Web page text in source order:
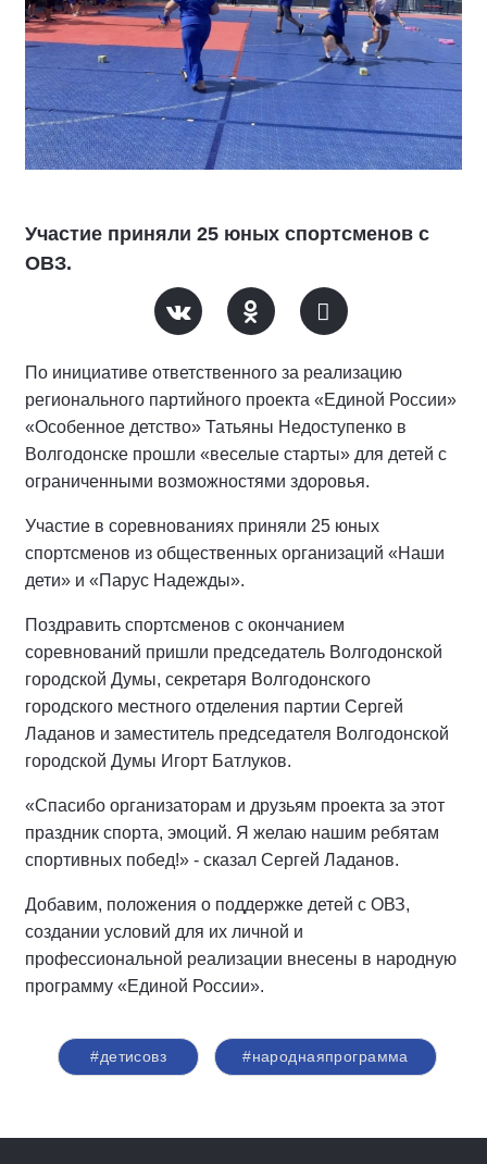
Участие приняли 25 юных спортсменов с
ОВЗ.
По инициативе ответственного за реализацию
регионального партийного проекта «Единой России»
«Особенное детство» Татьяны Недоступенко в
Волгодонске прошли «веселые старты» для детей с
ограниченными возможностями здоровья.
Участие в соревнованиях приняли 25 юных
спортсменов из общественных организаций «Наши
дети» и «Парус Надежды».
Поздравить спортсменов с окончанием
соревнований пришли председатель Волгодонской
городской Думы, секретаря Волгодонского
городского местного отделения партии Сергей
Ладанов и заместитель председателя Волгодонской
городской Думы Игорт Батлуков.
«Спасибо организаторам и друзьям проекта за этот
праздник спорта, эмоций. Я желаю нашим ребятам
спортивных побед!» - сказал Сергей Ладанов.
Добавим, положения о поддержке детей с ОВЗ,
создании условий для их личной и
профессиональной реализации внесены в народную
программу «Единой России».
#детисовз #народнаяпрограмма